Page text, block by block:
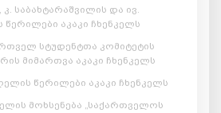
კ. საბახტარაშვილის და ივ.
წერილები აკაკი ჩხენკელს
სტუდენტთა კომიტეტის
მიმართვა აკაკი ჩხენკელს
წერილები აკაკი ჩხენკელს
მოხსენება „საქართველოს